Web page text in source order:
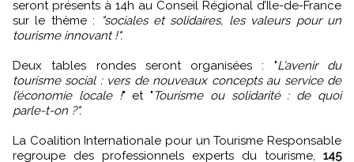
seront présents à 14h au Conseil Régional d’Ile-de-France
sur le thème :
"sociales et solidaires, les valeurs pour un
tourisme innovant !".
Deux tables rondes seront organisées : "L’avenir du
tourisme social : vers de nouveaux concepts au service de
l’économie locale !" et "Tourisme ou solidarité : de quoi
parle-t-on ?".
La Coalition Internationale pour un Tourisme Responsable
regroupe des professionnels experts du tourisme, 145